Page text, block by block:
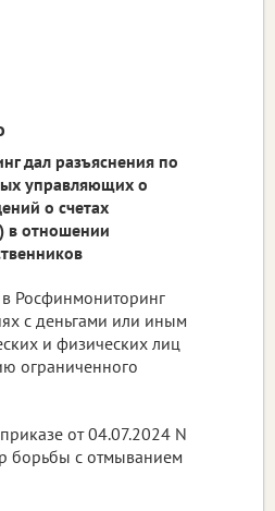
дал разъяснения по
управляющих о
о счетах
в отношении
Росфинмониторинг
с деньгами или иным
и физических лиц
ограниченного
от 04.07.2024 N
борьбы с отмыванием